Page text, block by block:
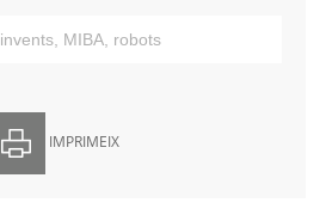
invents, MIBA, robots
IMPRIMEIX